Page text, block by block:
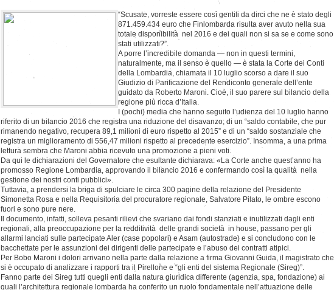
“Scusate, vorreste essere così gentili da dirci che ne è stato degli
871.459.434 euro che Finlombarda risulta aver avuto nella sua
totale disponibilità nel 2016 e dei quali non si sa se e come sono
stati utilizzati?”.
A porre l’incredibile domanda — non in questi termini,
naturalmente, ma il senso è quello — è stata la Corte dei Conti
della Lombardia, chiamata il 10 luglio scorso a dare il suo
Giudizio di Parificazione del Rendiconto generale dell’ente
guidato da Roberto Maroni. Cioè, il suo parere sul bilancio della
regione più ricca d’Italia.
I (pochi) media che hanno seguito l’udienza del 10 luglio hanno
riferito di un bilancio 2016 che registra una riduzione del disavanzo; di un “saldo contabile, che pur
rimanendo negativo, recupera 89,1 milioni di euro rispetto al 2015” e di un “saldo sostanziale che
registra un miglioramento di 556,47 milioni rispetto al precedente esercizio”. Insomma, a una prima
lettura sembra che Maroni abbia ricevuto una promozione a pieni voti.
Da qui le dichiarazioni del Governatore che esultante dichiarava: «La Corte anche quest’anno ha
promosso Regione Lombardia, approvando il bilancio 2016 e confermando così la qualità nella
gestione dei nostri conti pubblici».
Tuttavia, a prendersi la briga di spulciare le circa 300 pagine della relazione del Presidente
Simonetta Rosa e nella Requisitoria del procuratore regionale, Salvatore Pilato, le ombre escono
fuori e sono pure nere.
Il documento, infatti, solleva pesanti rilievi che svariano dai fondi stanziati e inutilizzati dagli enti
regionali, alla preoccupazione per la redditività delle grandi società in house, passano per gli
allarmi lanciati sulle partecipate Aler (case popolari) e Asam (autostrade) e si concludono con le
bacchettate per le assunzioni dei dirigenti delle partecipate e l’abuso dei contratti atipici.
Per Bobo Maroni i dolori arrivano nella parte dalla relazione a firma Giovanni Guida, il magistrato che
si è occupato di analizzare i rapporti tra il Pirellone e “gli enti del sistema Regionale (Sireg)”.
Fanno parte dei Sireg tutti quegli enti dalla natura giuridica differente (agenzia, spa, fondazione) ai
quali l’architettura regionale lombarda ha conferito un ruolo fondamentale nell’attuazione delle